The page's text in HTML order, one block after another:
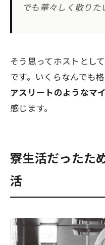
でも華々しく散りた
そう思ってホストとし
です。いくらなんでも
アスリートのようなマ
感じます。
寮生活だったた
活